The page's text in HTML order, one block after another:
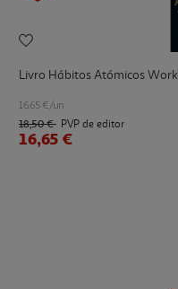
Livro Hábitos Atómicos
16.65 €/un
18,50 € PVP de editor
16,65 €